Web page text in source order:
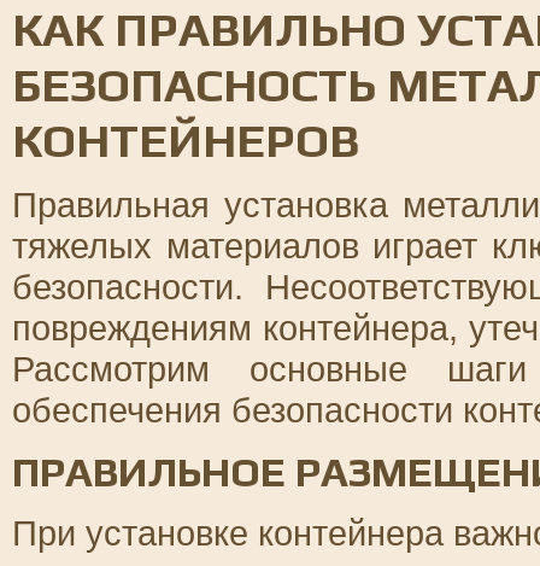
КАК ПРАВИЛЬНО
БЕЗОПАСНОСТЬ
КОНТЕЙНЕРОВ
Правильная установка
тяжелых материалов играет
безопасности.
повреждениям контейнера,
Рассмотрим основные
обеспечения безопасности
ПРАВИЛЬНОЕ
При установке контейнера